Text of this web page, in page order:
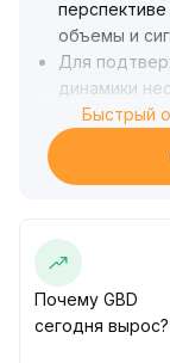
объемы и
Для
динамики
цены выше
фоне роста
отката в
уровне 1,22
позиции
Быстрый
Почему GBD
сегодня вырос?